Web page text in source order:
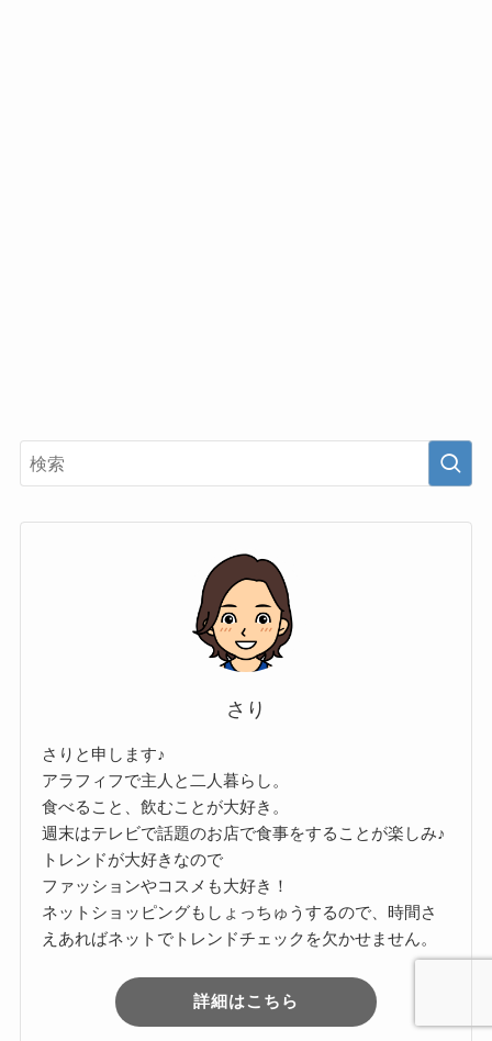
さり
さりと申します♪
アラフィフで主人と二人暮らし。
食べること、飲むことが大好き。
週末はテレビで話題のお店で食事をすることが楽しみ♪
トレンドが大好きなので
ファッションやコスメも大好き！
ネットショッピングもしょっちゅうするので、時間さ
えあればネットでトレンドチェックを欠かせません。
詳細はこちら